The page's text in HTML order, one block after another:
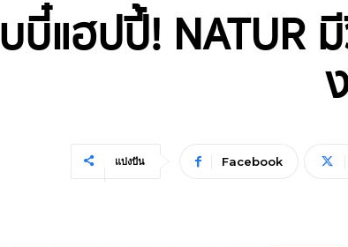
บี๋แฮปปี้! NATUR
แบ่งปัน Facebook